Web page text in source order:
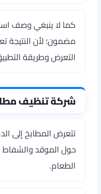
كما لا ينبغي وصف
مضمون؛ لأن النتيجة
التعرض وطريقة
شركة تنظيف
تتعرض المطابخ إلى
حول الموقد والشفاط
الطعام.